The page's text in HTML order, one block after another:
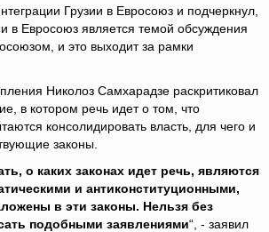
Грузии в Евросоюз и подчеркнул,
в Евросоюз является темой обсуждения
и это выходит за рамки
Николоз Самхарадзе раскритиковал
в котором речь идет о том, что
консолидировать власть, для чего и
законы.
о каких законах идет речь, являются
и антиконституционными,
в эти законы. Нельзя без
подобными заявлениями“, - заявил